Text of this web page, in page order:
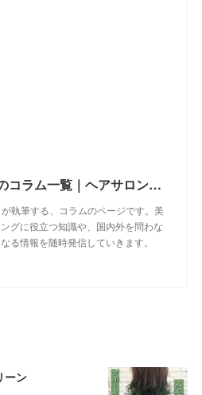
美容室 NYNY 姫路店のコラム一覧｜ヘアサロン・美容院｜ニューヨークニューヨーク
執筆する、コラムのページです。美
グに役立つ知識や、国内外を問わな
る情報を随時発信していきます。
ーン